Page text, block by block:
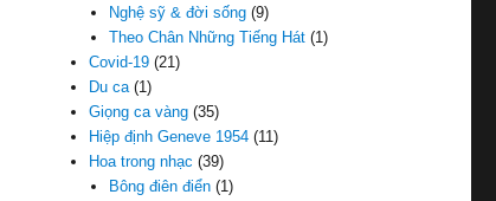
Nghệ sỹ & đời sống(9)
Theo Chân Những Tiếng Hát(1)
Covid-19 (21)
Du ca(1)
Giọng ca vàng (35)
Hiệp định Geneve 1954 (11)
Hoa trong nhạc (39)
Bông điên điển(1)